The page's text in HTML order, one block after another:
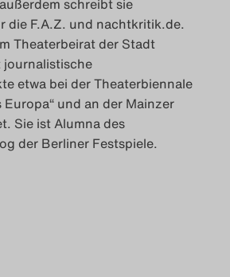
Search
die F.A.Z. und nachtkritik.de.
Theaterbeirat der Stadt
etwa bei der Theaterbiennale
Europa“ und an der Mainzer
Sie ist Alumna des
der Berliner Festspiele.